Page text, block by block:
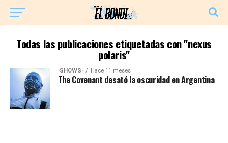
Todas las publicaciones etiquetadas con "nexus
polaris"
·SHOWS· Hace 11 meses
The Covenant desató la oscuridad en Argentina